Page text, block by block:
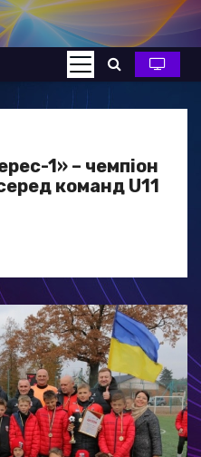
1» – чемпіон
команд U11